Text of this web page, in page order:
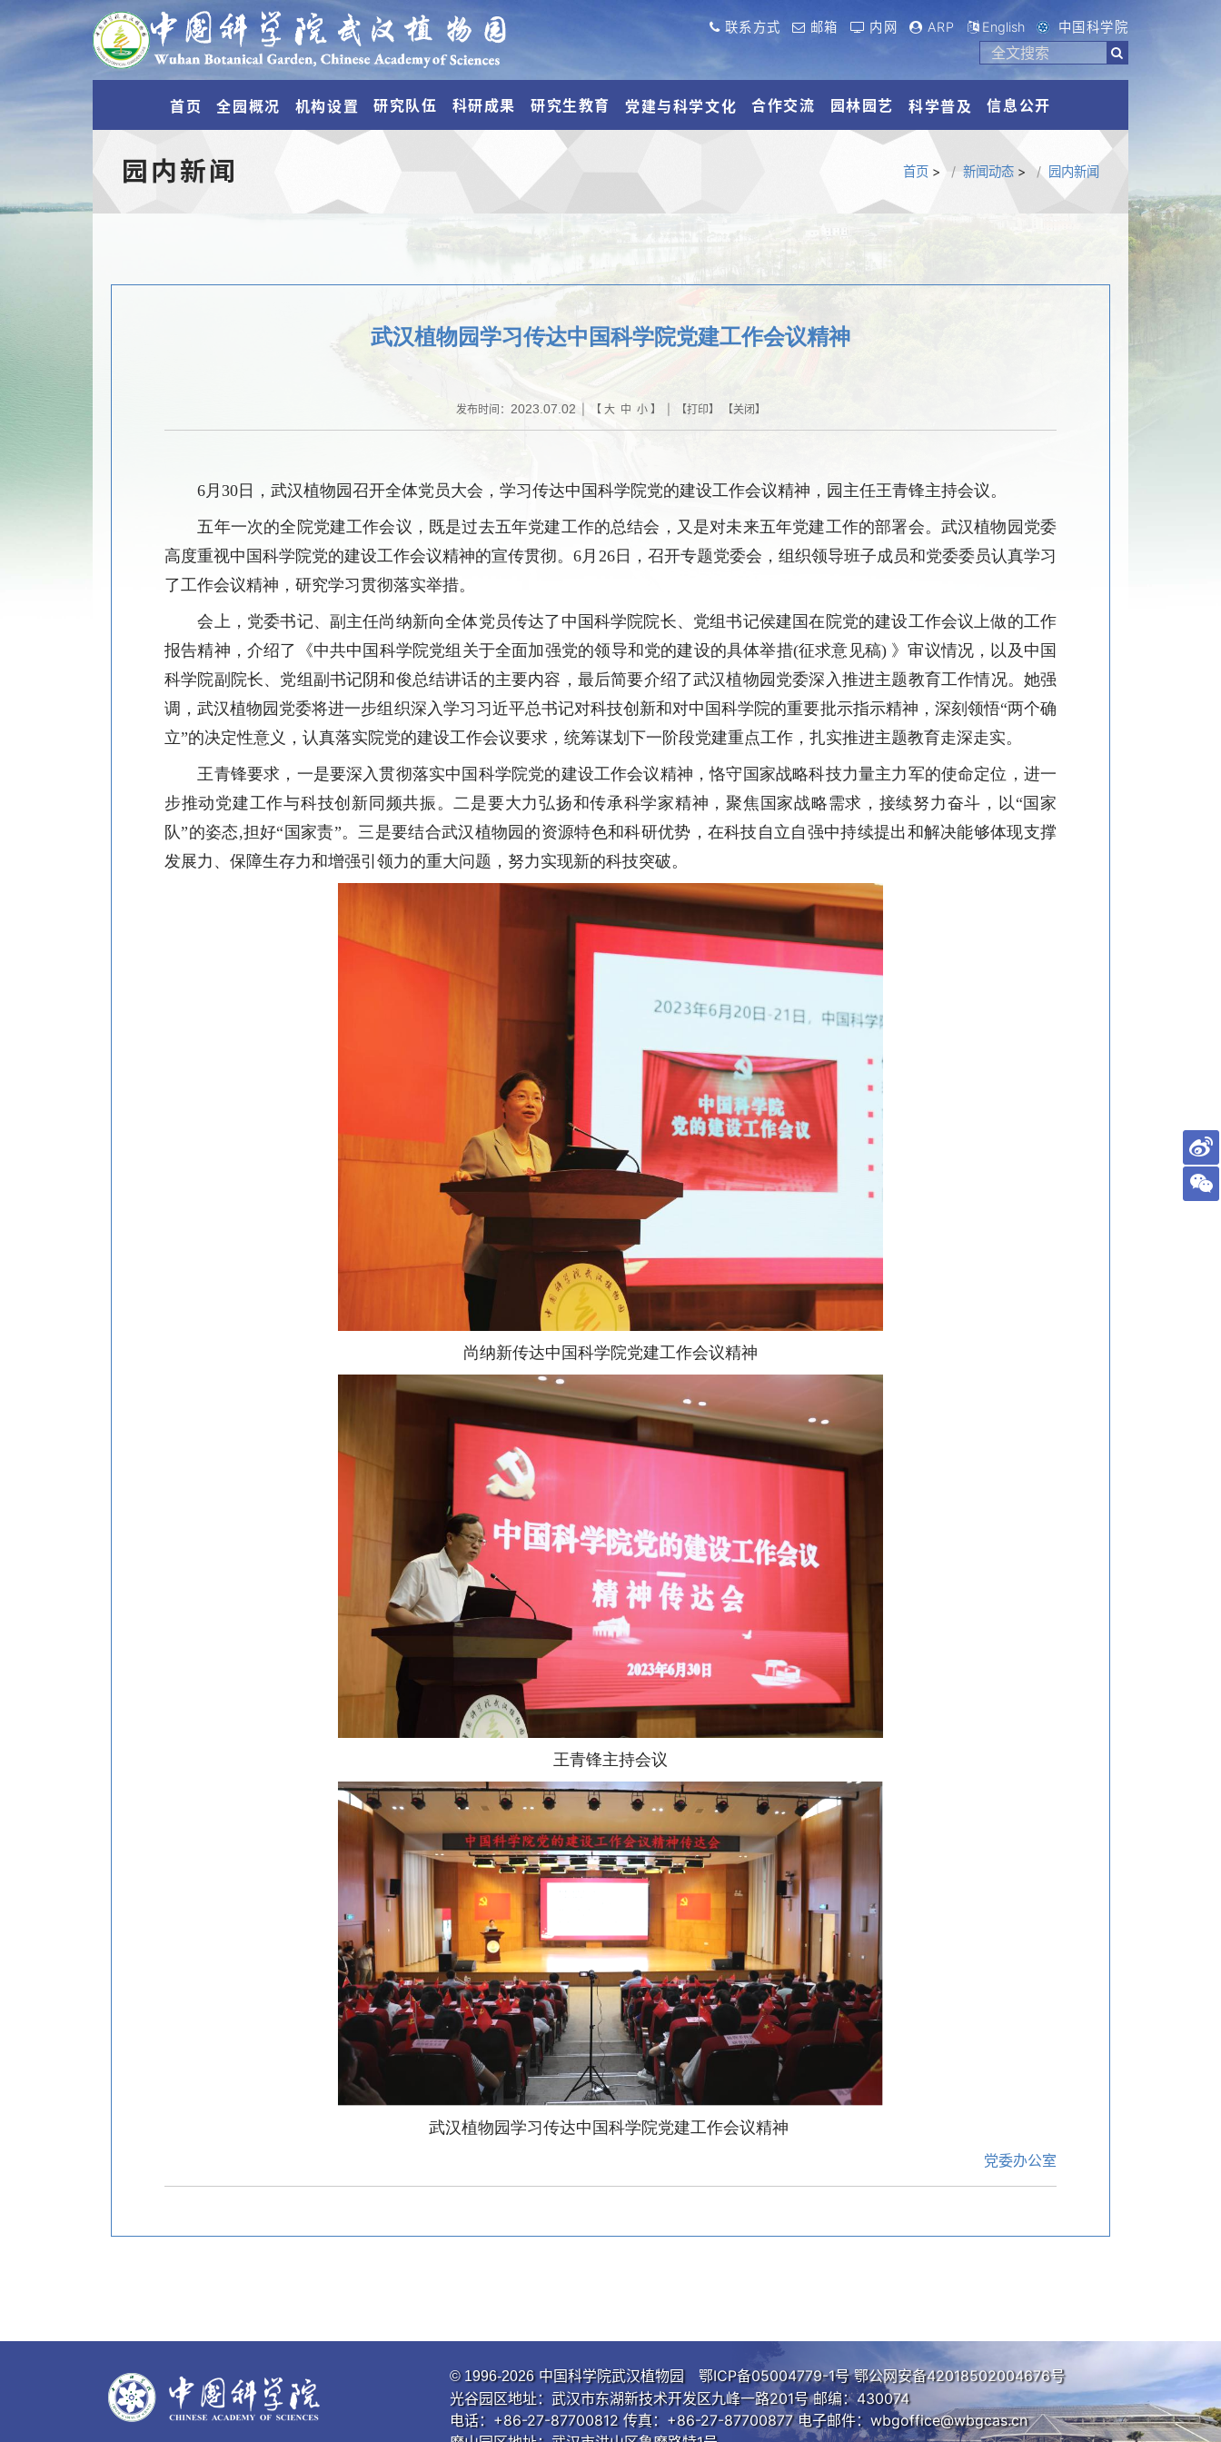
联系方式 邮箱 内网 ARP English 中国科学院
首页 全园概况 机构设置 研究队伍 科研成果 研究生教育 党建与科学文化 合作交流 园林园艺 科学普及 信息公开
园内新闻 首页> 新闻动态> 园内新闻
武汉植物园学习传达中国科学院党建工作会议精神
发布时间： 2023.07.02 | 【 大 中 小】 | 【打印】 【关闭】
6月30日，武汉植物园召开全体党员大会，学习传达中国科学院党的建设工作会议精神，园主任王青锋主持会议。
五年一次的全院党建工作会议，既是过去五年党建工作的总结会 ， 又是对未来五年党建工作的部署会。武汉植物园党委
高度重视中国科学院党的建设工作会议精神的宣传贯彻。6月26日，召开专题党委会，组织领导班子成员和党委委员认真学习
了工作会议精神，研究学习贯彻落实举措。
会上，党委书记、副主任尚纳新向全体党员传达了中国科学院院长、党组书记侯建国在 院党的建设工作会议上做的工作
报告精神，介绍了《中共中国科学院党组关于全面加强党的领导和党的建设的具体举措(征求意见稿) 》审议情况，以及中国
科学院副院长、党组副书记阴和俊总结讲话的主要内容 ， 最后简要介绍了武汉植物园党委深入推进主题教育工作情况。她强
调，武汉植物园党委将进一步组织深入学习习近平总书记对科技创新和对中国科学院的重要批示指示精神，深刻领悟“两个确
立”的决定性意义，认真落实院党的建设工作会议要求，统筹谋划下一阶段党建重点工作，扎实推进主题教育走深走实。
王青锋要求，一是要深入贯彻落实中国科学院党的建设工作会议精神，恪守国家战略科技力量主力军的使命定位，进一
步推动党建工作与科技创新同频共振。二是要大力弘扬和传承科学家精神，聚焦 国家战略需求，接续努力奋斗，以 “国家
队”的姿态,担好“国家责”。三是要结合武汉植物园的资源特色和科研优势，在科技自立自强中持续提出和解决能够体现支撑
发展力、保障生存力和增强引领力的重大问题，努力实现新的科技突破。
尚纳新传达中国科学院党建工作会议精神
王青锋主持会议
武汉植物园学习传达中国科学院党建工作会议精神
党委办公室
© 1996-2026中国科学院武汉植物园鄂ICP备05004779-1号鄂公网安备42018502004676号
光谷园区地址：武汉市东湖新技术开发区九峰一路201号 邮编：430074
电话：+86-27-87700812 传真：+86-27-87700877 电子邮件：wbgoffice@wbgcas.cn